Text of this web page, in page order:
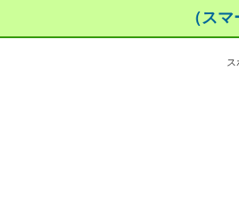
（ス
ス